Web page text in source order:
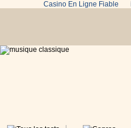
Casino En Ligne Fiable